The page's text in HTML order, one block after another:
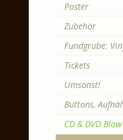
Poster
Zubehör
Fundgrube:
Tickets
Umsonst!
Buttons,
CD & DVD